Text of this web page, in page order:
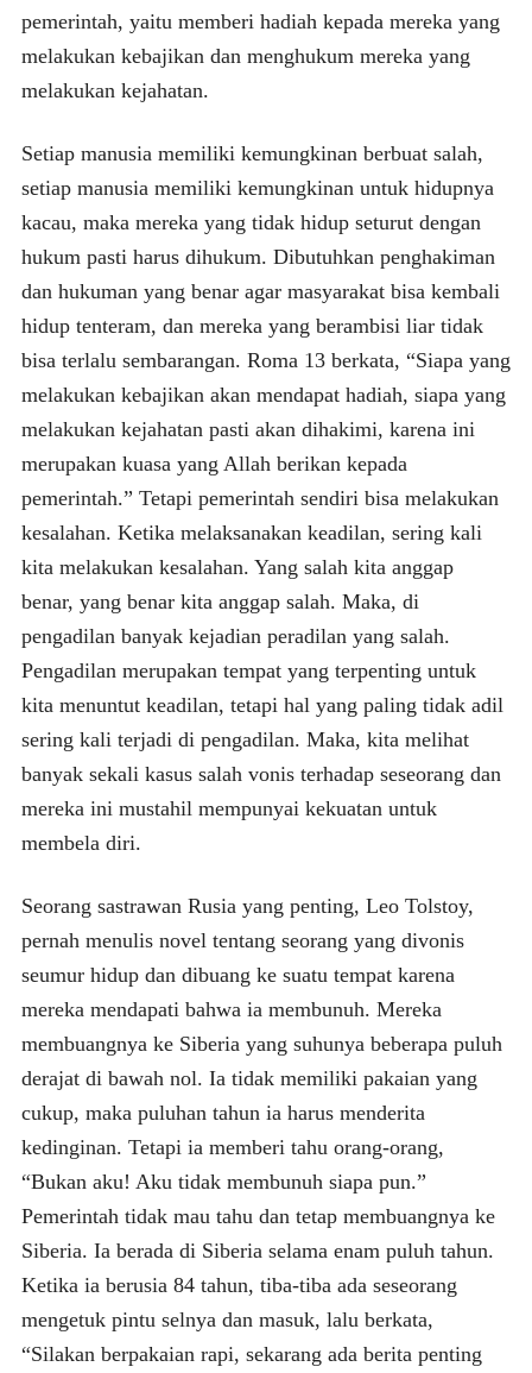
pemerintah, yaitu memberi hadiah kepada mereka yang
melakukan kebajikan dan menghukum mereka yang
melakukan kejahatan.
Setiap manusia memiliki kemungkinan berbuat salah,
setiap manusia memiliki kemungkinan untuk hidupnya
kacau, maka mereka yang tidak hidup seturut dengan
hukum pasti harus dihukum. Dibutuhkan penghakiman
dan hukuman yang benar agar masyarakat bisa kembali
hidup tenteram, dan mereka yang berambisi liar tidak
bisa terlalu sembarangan. Roma 13 berkata, “Siapa yang
melakukan kebajikan akan mendapat hadiah, siapa yang
melakukan kejahatan pasti akan dihakimi, karena ini
merupakan kuasa yang Allah berikan kepada
pemerintah.” Tetapi pemerintah sendiri bisa melakukan
kesalahan. Ketika melaksanakan keadilan, sering kali
kita melakukan kesalahan. Yang salah kita anggap
benar, yang benar kita anggap salah. Maka, di
pengadilan banyak kejadian peradilan yang salah.
Pengadilan merupakan tempat yang terpenting untuk
kita menuntut keadilan, tetapi hal yang paling tidak adil
sering kali terjadi di pengadilan. Maka, kita melihat
banyak sekali kasus salah vonis terhadap seseorang dan
mereka ini mustahil mempunyai kekuatan untuk
membela diri.
Seorang sastrawan Rusia yang penting, Leo Tolstoy,
pernah menulis novel tentang seorang yang divonis
seumur hidup dan dibuang ke suatu tempat karena
mereka mendapati bahwa ia membunuh. Mereka
membuangnya ke Siberia yang suhunya beberapa puluh
derajat di bawah nol. Ia tidak memiliki pakaian yang
cukup, maka puluhan tahun ia harus menderita
kedinginan. Tetapi ia memberi tahu orang-orang,
“Bukan aku! Aku tidak membunuh siapa pun.”
Pemerintah tidak mau tahu dan tetap membuangnya ke
Siberia. Ia berada di Siberia selama enam puluh tahun.
Ketika ia berusia 84 tahun, tiba-tiba ada seseorang
mengetuk pintu selnya dan masuk, lalu berkata,
“Silakan berpakaian rapi, sekarang ada berita penting